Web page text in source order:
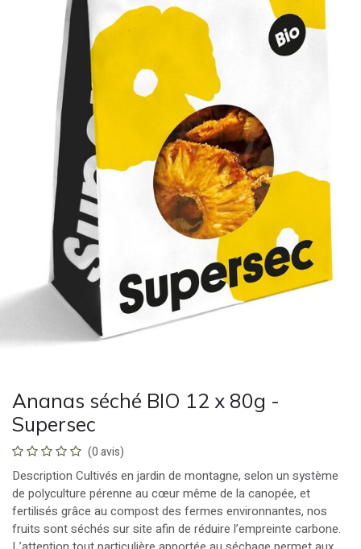
Ananas séché BIO 12 x 80g -
Supersec
(0 avis)
Description Cultivés en jardin de montagne, selon un système
de polyculture pérenne au cœur même de la canopée, et
fertilisés grâce au compost des fermes environnantes, nos
fruits sont séchés sur site afin de réduire l’empreinte carbone.